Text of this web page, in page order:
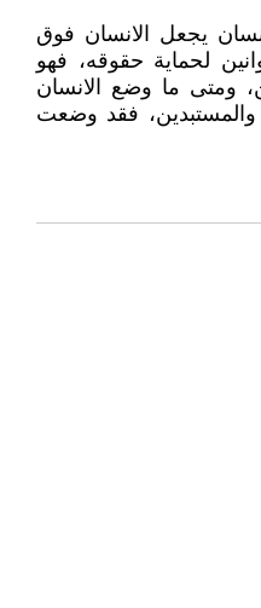
يجعل الانسان فوق
لحماية حقوقه، فهو
ومتى ما وضع الانسان
فقد وضعت